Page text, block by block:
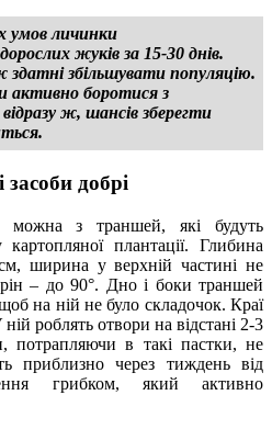
умов личинки
жуків за 15-30 днів.
здатні збільшувати популяцію.
активно боротися з
ж, шансів зберегти
засоби добрі
можна з траншей, які будуть
плантації. Глибина
ширина у верхній частині не
– до 90°. Дно і боки траншей
на ній не було складочок. Краї
роблять отвори на відстані 2-3
потрапляючи в такі пастки, не
приблизно через тиждень від
грибком, який активно